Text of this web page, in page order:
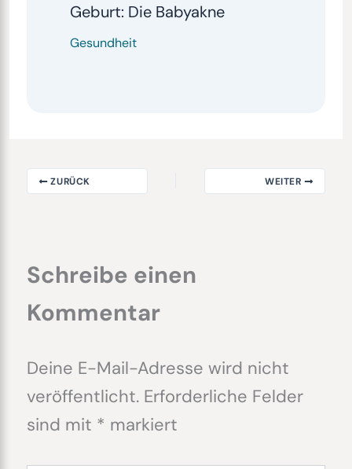
Geburt: Die Babyakne
Gesundheit
ZURÜCK WEITER
Schreibe einen
Kommentar
Deine E-Mail-Adresse wird nicht
veröffentlicht. Erforderliche Felder
sind mit * markiert